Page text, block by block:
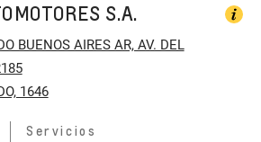
S.A.
BUENOS AIRES AR, AV. DEL
1646
Servicios